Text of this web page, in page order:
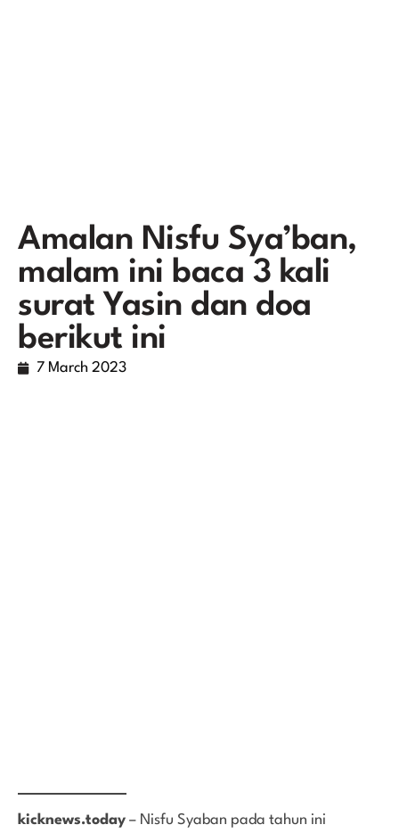
Amalan Nisfu Sya’ban,
malam ini baca 3 kali
surat Yasin dan doa
berikut ini
7 March 2023
kicknews.today – Nisfu Syaban pada tahun ini